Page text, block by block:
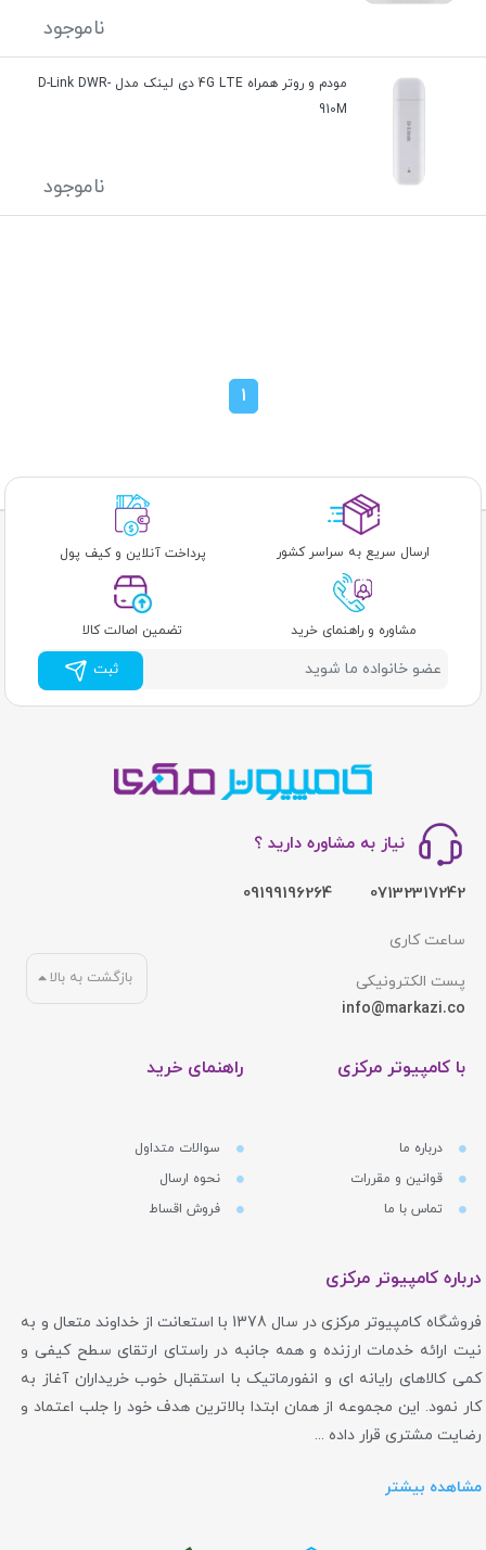
ناموجود
مودم و روتر همراه 4G LTE دی لینک مدل D-Link DWR-
910M
ناموجود
1
ارسال سریع به سراسر کشور پرداخت آنلاین و کیف پول
مشاوره و راهنمای خرید تضمین اصالت کالا
ثبت
نیاز به مشاوره دارید ؟
07132317242
09199196264
ساعت کاری
پست الکترونیکی
info@markazi.co
با کامپیوتر مرکزی
درباره ما
قوانین و مقررات
تماس با ما
راهنمای خرید
سوالات متداول
نحوه ارسال
فروش اقساط
بازگشت به بالا
درباره کامپیوتر مرکزی
فروشگاه کامپیوتر مرکزی در سال 1378 با استعانت از خداوند متعال و به
نیت ارائه خدمات ارزنده و همه جانبه در راستای ارتقای سطح کیفی و
کمی کالاهای رایانه ای و انفورماتیک با استقبال خوب خریداران آغاز به
کار نمود. این مجموعه از همان ابتدا بالاترین هدف خود را جلب اعتماد و
رضایت مشتری قرار داده ...
مشاهده بیشتر